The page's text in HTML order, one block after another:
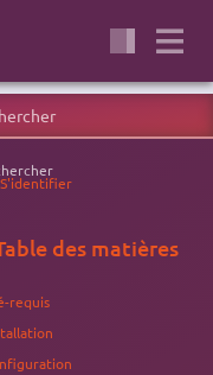
ci n'a pas été
d'Ubuntu
FOCAL
S'identifier
des matières
requis